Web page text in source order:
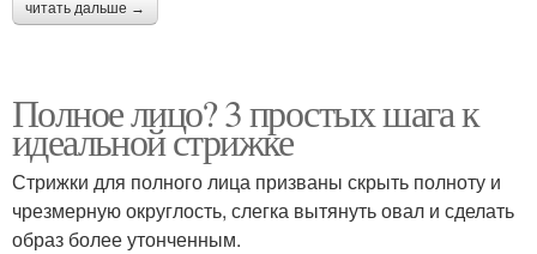
читать дальше →
Полное лицо? 3 простых шага к
идеальной стрижке
Стрижки для полного лица призваны скрыть полноту и
чрезмерную округлость, слегка вытянуть овал и сделать
образ более утонченным.